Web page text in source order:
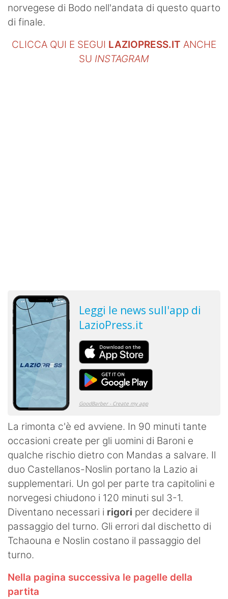
norvegese di Bodo nell'andata di questo quarto
di finale.
CLICCA QUI E SEGUI LAZIOPRESS.IT ANCHE
SU INSTAGRAM
La rimonta c'è ed avviene. In 90 minuti tante
occasioni create per gli uomini di Baroni e
qualche rischio dietro con Mandas a salvare. Il
duo Castellanos-Noslin portano la Lazio ai
supplementari. Un gol per parte tra capitolini e
norvegesi chiudono i 120 minuti sul 3-1.
Diventano necessari i rigori per decidere il
passaggio del turno. Gli errori dal dischetto di
Tchaouna e Noslin costano il passaggio del
turno.
Nella pagina successiva le pagelle della
partita